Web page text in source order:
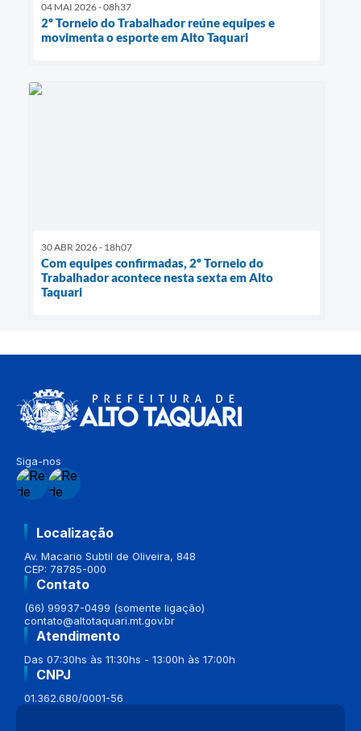
04 MAI 2026 - 08h37
2º Torneio do Trabalhador reúne equipes e
movimenta o esporte em Alto Taquari
30 ABR 2026 - 18h07
Com equipes confirmadas, 2º Torneio do
Trabalhador acontece nesta sexta em Alto
Taquari
Siga-nos
Localização
Av. Macario Subtil de Oliveira, 848
CEP: 78785-000
Contato
(66) 99937-0499 (somente ligação)
contato@altotaquari.mt.gov.br
Atendimento
Das 07:30hs às 11:30hs - 13:00h às 17:00h
CNPJ
01.362.680/0001-56